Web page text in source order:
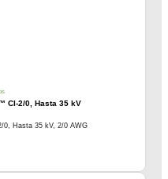
CI-2/0, Hasta 35 kV
Hasta 35 kV, 2/0 AWG